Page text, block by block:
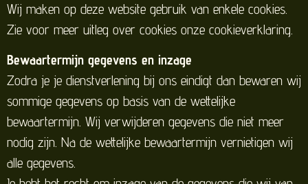
Wij maken op deze website gebruik van enkele cookies.
Zie voor meer uitleg over cookies onze cookieverklaring.
Bewaartermijn gegevens en inzage
Zodra je je dienstverlening bij ons eindigt dan bewaren wij
sommige gegevens op basis van de wettelijke
bewaartermijn. Wij verwijderen gegevens die niet meer
nodig zijn. Na de wettelijke bewaartermijn vernietigen wij
alle gegevens.